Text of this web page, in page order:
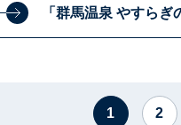
「群馬温泉 やすら
1 2